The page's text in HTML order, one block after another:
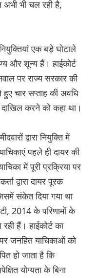
भी चल रही है,
एक बड़े घोटाले
और शून्य हैं। हाईकोर्ट
पर राज्य सरकार की
चार सप्ताह की अवधि
करने को कहा था।
द्वारा नियुक्ति में
पहले ही दायर की
में पूरी प्रक्रिया पर
द्वारा दायर पूरक
संकेत दिया गया था
2014 के परिणामों के
हैं। हाईकोर्ट का
जनहित याचिकाओं को
हो जाता है कि
योग्यता के बिना